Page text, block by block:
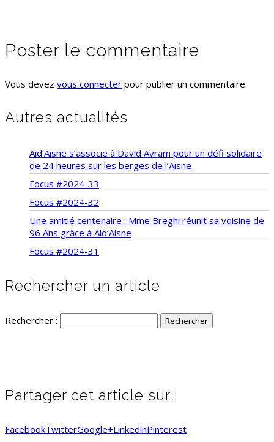
Poster le commentaire
Vous devez vous connecter pour publier un commentaire.
Autres actualités
Aid’Aisne s’associe à David Avram pour un défi solidaire
de 24 heures sur les berges de l’Aisne
Focus #2024-33
Focus #2024-32
Une amitié centenaire : Mme Breghi réunit sa voisine de
96 Ans grâce à Aid’Aisne
Focus #2024-31
Rechercher un article
Rechercher :
Partager cet article sur :
FacebookTwitterGoogle+LinkedinPinterest